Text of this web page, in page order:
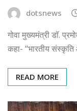
dotsnews
गोवा मुख्यमंत्री डॉ.
कहा- “भारतीय
READ MORE